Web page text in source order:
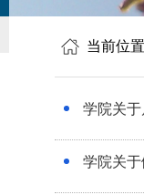
当前位
学院关
学院关